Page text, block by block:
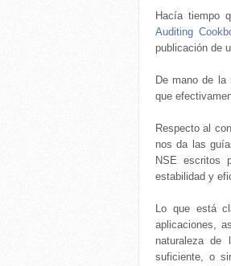
Hacía tiempo
Auditing
publicación de
De mano de la
que
Respecto al
nos da las
NSE escritos
estabilidad y
Lo que está
aplicaciones,
naturaleza de
suficiente, o